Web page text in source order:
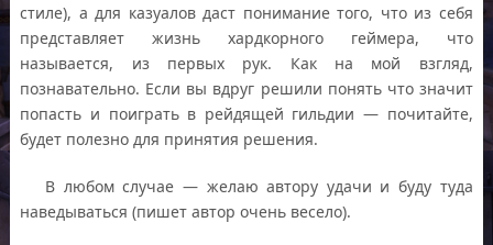
стиле), а для казуалов даст понимание того, что из себя
представляет жизнь хардкорного геймера, что
называется, из первых рук. Как на мой взгляд,
познавательно. Если вы вдруг решили понять что значит
попасть и поиграть в рейдящей гильдии — почитайте,
будет полезно для принятия решения.
В любом случае — желаю автору удачи и буду туда
наведываться (пишет автор очень весело).